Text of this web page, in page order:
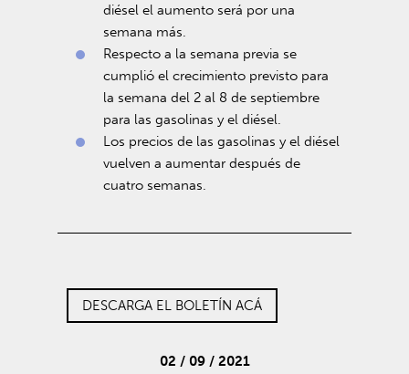
diésel el aumento será por una
semana más.
Respecto a la semana previa se
cumplió el crecimiento previsto para
la semana del 2 al 8 de septiembre
para las gasolinas y el diésel.
Los precios de las gasolinas y el diésel
vuelven a aumentar después de
cuatro semanas.
DESCARGA EL BOLETÍN ACÁ
02 / 09 / 2021